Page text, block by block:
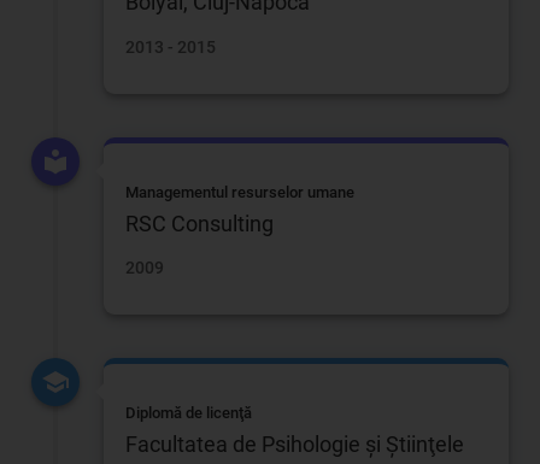
2013 - 2015
Managementul resurselor umane
RSC Consulting
2009
Diplomă de licenţă
Facultatea de Psihologie şi Ştiinţele